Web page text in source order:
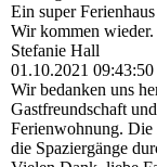
Ein super
Wir kommen wieder.
Stefanie Hall
01.10.2021 09:43:50
Wir bedanken uns
Gastfreundschaft
Ferienwohnung.
die Spaziergänge